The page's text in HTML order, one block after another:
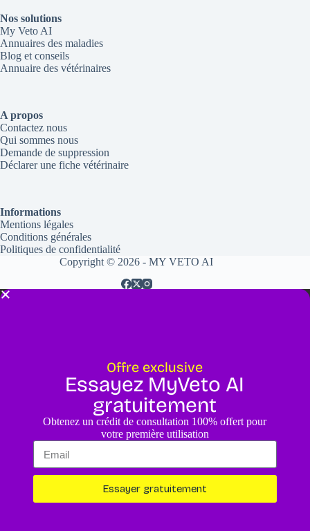
Nos solutions
My Veto AI
Annuaires des maladies
Blog et conseils
Annuaire des vétérinaires
A propos
Contactez nous
Qui sommes nous
Demande de suppression
Déclarer une fiche vétérinaire
Informations
Mentions légales
Conditions générales
Politiques de confidentialité
Copyright © 2026 - MY VETO AI
Offre exclusive
Essayez MyVeto AI
gratuitement
Obtenez un crédit de consultation 100% offert pour
votre première utilisation
Essayer gratuitement